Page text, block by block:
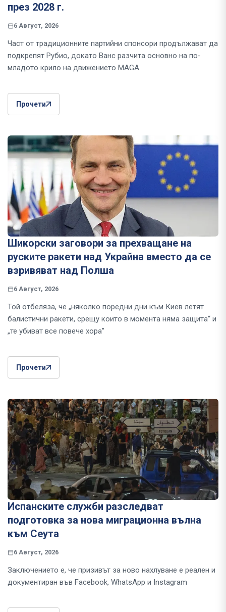
през 2028 г.
6 Август, 2026
Част от традиционните партийни спонсори продължават да
подкрепят Рубио, докато Ванс разчита основно на по-
младото крило на движението MAGA
Прочети
Шикорски заговори за прехващане на
руските ракети над Украйна вместо да се
взривяват над Полша
6 Август, 2026
Той отбеляза, че „няколко поредни дни към Киев летят
балистични ракети, срещу които в момента няма защита“ и
„те убиват все повече хора"
Прочети
Испанските служби разследват
подготовка за нова миграционна вълна
към Сеута
6 Август, 2026
Заключението е, че призивът за ново нахлуване е реален и
документиран във Facebook, WhatsApp и Instagram